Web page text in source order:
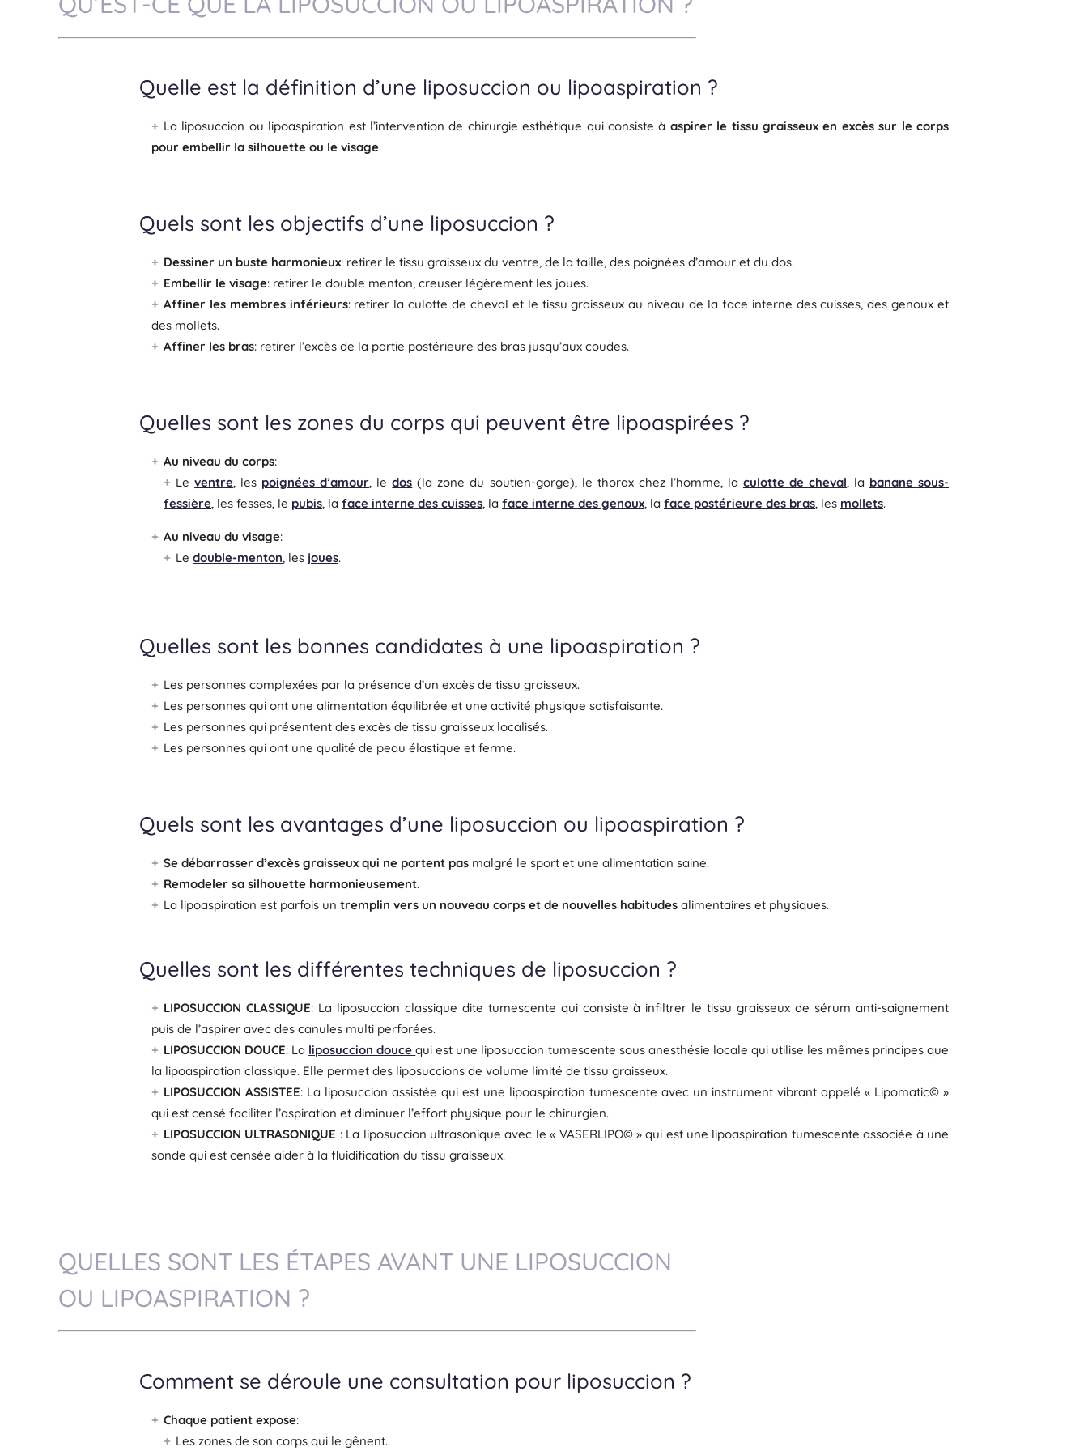
Quelle est la définition d’une liposuccion ou lipoaspiration ?
La liposuccion ou lipoaspiration est l’intervention de chirurgie esthétique qui consiste à aspirer le tissu graisseux en excès sur le corps
pour embellir la silhouette ou le visage.
Quels sont les objectifs d’une liposuccion ?
Dessiner un buste harmonieux: retirer le tissu graisseux du ventre, de la taille, des poignées d’amour et du dos.
Embellir le visage: retirer le double menton, creuser légèrement les joues.
Affiner les membres inférieurs: retirer la culotte de cheval et le tissu graisseux au niveau de la face interne des cuisses, des genoux et
des mollets.
Affiner les bras: retirer l’excès de la partie postérieure des bras jusqu’aux coudes.
Quelles sont les zones du corps qui peuvent être lipoaspirées ?
Au niveau du corps:
Leventre, les poignées d’amour, ledos (la zone du soutien-gorge), le thorax chez l’homme, la culotte de cheval, la banane sous-
fessière, les fesses, le pubis, la face interne des cuisses, la face interne des genoux, la face postérieure des bras, les mollets.
Au niveau du visage:
Le double-menton, les joues.
Quelles sont les bonnes candidates à une lipoaspiration ?
Les personnes complexées par la présence d’un excès de tissu graisseux.
Les personnes qui ont une alimentation équilibrée et une activité physique satisfaisante.
Les personnes qui présentent des excès de tissu graisseux localisés.
Les personnes qui ont une qualité de peau élastique et ferme.
Quels sont les avantages d’une liposuccion ou lipoaspiration ?
Se débarrasser d’excès graisseux qui ne partent pas malgré le sport et une alimentation saine.
Remodeler sa silhouette harmonieusement.
La lipoaspiration est parfois un tremplin vers un nouveau corps et de nouvelles habitudes alimentaires et physiques.
Quelles sont les différentes techniques de liposuccion ?
LIPOSUCCION CLASSIQUE: La liposuccion classique dite tumescente qui consiste à infiltrer le tissu graisseux de sérum anti-saignement
puis de l’aspirer avec des canules multi perforées.
LIPOSUCCION DOUCE: La liposuccion doucequi est une liposuccion tumescente sous anesthésie locale qui utilise les mêmes principes que
la lipoaspiration classique. Elle permet des liposuccions de volume limité de tissu graisseux.
LIPOSUCCION ASSISTEE: La liposuccion assistée qui est une lipoaspiration tumescente avec un instrument vibrant appelé « Lipomatic© »
qui est censé faciliter l’aspiration et diminuer l’effort physique pour le chirurgien.
LIPOSUCCION ULTRASONIQUE : La liposuccion ultrasonique avec le « VASERLIPO© » qui est une lipoaspiration tumescente associée à une
sonde qui est censée aider à la fluidification du tissu graisseux.
QUELLES SONT LES ÉTAPES AVANT UNE LIPOSUCCION
OU LIPOASPIRATION ?
Comment se déroule une consultation pour liposuccion ?
Chaque patient expose:
Les zones de son corps qui le gênent.